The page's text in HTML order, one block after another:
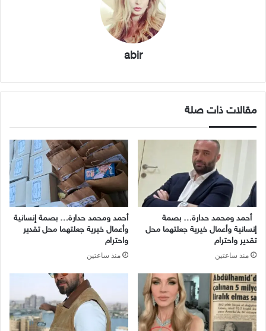
abir
مقالات ذات صلة
أحمد ومحمد حدارة… بصمة
إنسانية وأعمال خيرية جعلتهما محل
تقدير واحترام
منذ ساعتين
أحمد ومحمد حدارة… بصمة إنسانية
وأعمال خيرية جعلتهما محل تقدير
واحترام
منذ ساعتين